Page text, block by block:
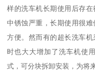
样的洗车机长期使用后存
中锈蚀严重，长期使用很
方便。然而有的超长洗车
时也大大增加了洗车机使
式，可分块拆卸安装，为将